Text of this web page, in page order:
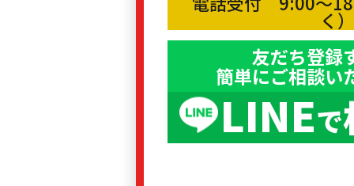
く）
友だち登録
簡単にご相談い
LINEで